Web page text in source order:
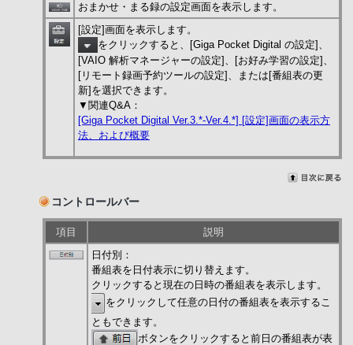
おまかせ・まる録の設定画面を表示します。
[設定]画面を表示します。
をクリックすると、[Giga Pocket Digital の設定]、
[VAIO 解析マネージャーの設定]、[お好み学習の設定]、
[リモート録画予約ツールの設定]、または[番組表の更
新]を選択できます。
▼関連Q&A：
[Giga Pocket Digital Ver.3.*-Ver.4.*] [設定]画面の表示方
法、および概要
コントロールバー
項目
説明
日付別：
番組表を日付表示に切り替えます。
クリックすると現在の日時の番組表を表示します。
をクリックして任意の日付の番組表を表示するこ
ともできます。
ボタンをクリックすると前日の番組表が表